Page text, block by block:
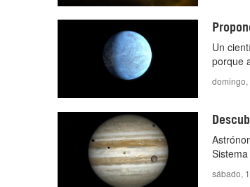
Un
porque
domingo,
sábado,